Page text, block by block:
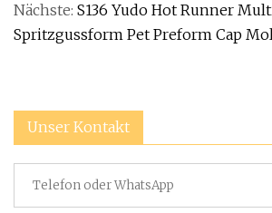
Nächste: S136 Yudo Hot Runner
Spritzgussform Pet Preform Cap
Unser Kontakt